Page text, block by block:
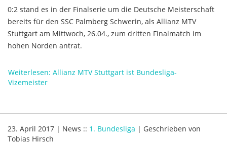
0:2 stand es in der Finalserie um die Deutsche Meisterschaft
bereits für den SSC Palmberg Schwerin, als Allianz MTV
Stuttgart am Mittwoch, 26.04., zum dritten Finalmatch im
hohen Norden antrat.
Weiterlesen: Allianz MTV Stuttgart ist Bundesliga-
Vizemeister
23. April 2017 | News :: 1. Bundesliga | Geschrieben von
Tobias Hirsch